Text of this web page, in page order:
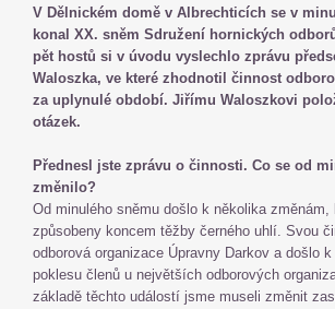
V Dělnickém domě v Albrechticích se v
konal XX. sněm Sdružení hornických
pět hostů si v úvodu vyslechlo zprávu
Waloszka, ve které zhodnotil činnost
za uplynulé období. Jiřímu Waloszkovi
otázek.
Přednesl jste zprávu o činnosti. Co se od
změnilo?
Od minulého sněmu došlo k několika změnám,
způsobeny koncem těžby černého uhlí. Svou
odborová organizace Úpravny Darkov a došlo
poklesu členů u největších odborových
základě těchto událostí jsme museli změnit